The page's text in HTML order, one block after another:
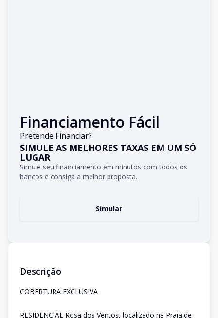
Financiamento Fácil
Pretende Financiar?
SIMULE AS MELHORES TAXAS EM UM SÓ
LUGAR
Simule seu financiamento em minutos com todos os
bancos e consiga a melhor proposta.
Simular
Descrição
COBERTURA EXCLUSIVA
RESIDENCIAL Rosa dos Ventos, localizado na Praia de